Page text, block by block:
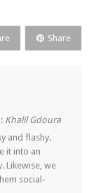
Share
Khalil Gdoura
and flashy.
it into an
Likewise, we
social-